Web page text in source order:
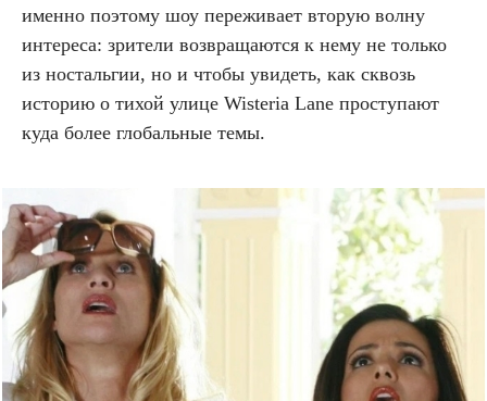
именно поэтому шоу переживает вторую волну
интереса: зрители возвращаются к нему не только
из ностальгии, но и чтобы увидеть, как сквозь
историю о тихой улице Wisteria Lane проступают
куда более глобальные темы.